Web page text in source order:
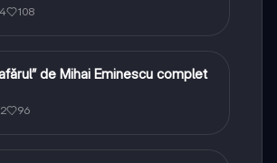
108
română
de Mihai Eminescu complet
96